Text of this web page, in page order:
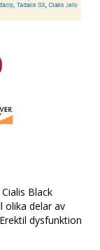
Black
olika delar av
dysfunktion